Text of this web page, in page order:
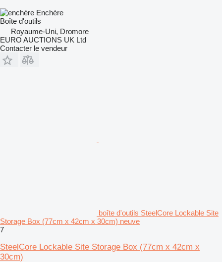
Enchère
Boîte d'outils
Royaume-Uni, Dromore
EURO AUCTIONS UK Ltd
Contacter le vendeur
boîte d'outils SteelCore Lockable Site
Storage Box (77cm x 42cm x 30cm) neuve
7
SteelCore Lockable Site Storage Box (77cm x 42cm x
30cm)